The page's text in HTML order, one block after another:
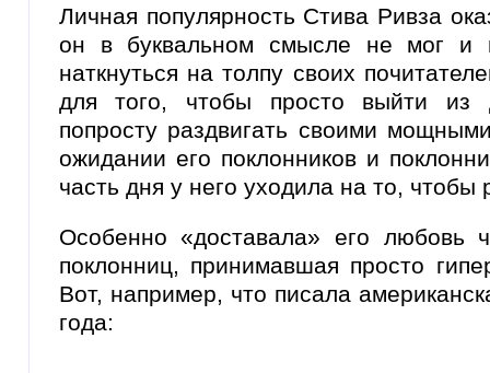
Личная популярность Стива Ривза
он в буквальном смысле не мог и
наткнуться на толпу своих
для того, чтобы просто выйти из
попросту раздвигать своими
ожидании его поклонников и
часть дня у него уходила на то, чтобы
Особенно «доставала» его любовь
поклонниц, принимавшая просто
Вот, например, что писала
года: